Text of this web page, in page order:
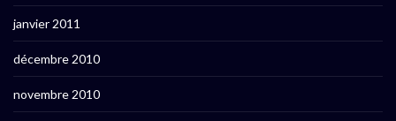
janvier 2011
décembre 2010
novembre 2010